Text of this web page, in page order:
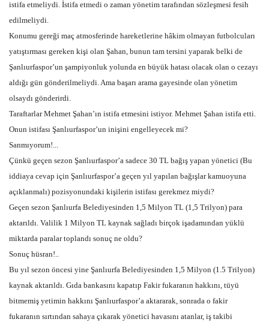
istifa etmeliydi. İstifa etmedi o zaman yönetim tarafından sözleşmesi fesih
edilmeliydi.
Konumu gereği maç atmosferinde hareketlerine hâkim olmayan futbolcuları
yatıştırması gereken kişi olan Şahan, bunun tam tersini yaparak belki de
Şanlıurfaspor’un şampiyonluk yolunda en büyük hatası olacak olan o cezayı
aldığı gün gönderilmeliydi. Ama başarı arama gayesinde olan yönetim
olsaydı gönderirdi.
Taraftarlar Mehmet Şahan’ın istifa etmesini istiyor. Mehmet Şahan istifa etti.
Onun istifası Şanlıurfaspor’un inişini engelleyecek mi?
Sanmıyorum!...
Çünkü geçen sezon Şanlıurfaspor’a sadece 30 TL bağış yapan yönetici (Bu
iddiaya cevap için Şanlıurfaspor’a geçen yıl yapılan bağışlar kamuoyuna
açıklanmalı) pozisyonundaki kişilerin istifası gerekmez miydi?
Geçen sezon Şanlıurfa Belediyesinden 1,5 Milyon TL (1,5 Trilyon) para
aktarıldı. Valilik 1 Milyon TL kaynak sağladı birçok işadamından yüklü
miktarda paralar toplandı sonuç ne oldu?
Sonuç hüsran!..
Bu yıl sezon öncesi yine Şanlıurfa Belediyesinden 1,5 Milyon (1.5 Trilyon)
kaynak aktarıldı. Gıda bankasını kapatıp Fakir fukaranın hakkını, tüyü
bitmemiş yetimin hakkını Şanlıurfaspor’a aktararak, sonrada o fakir
fukaranın sırtından sahaya çıkarak yönetici havasını atanlar, iş takibi